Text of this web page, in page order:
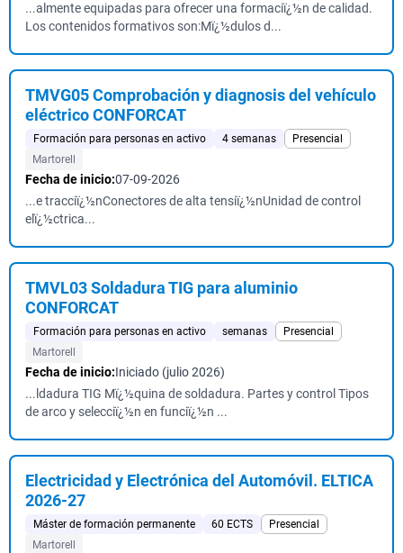
...almente equipadas para ofrecer una formaciï¿½n de calidad.
Los contenidos formativos son:Mï¿½dulos d...
TMVG05 Comprobación y diagnosis del vehículo
eléctrico CONFORCAT
Formación para personas en activo 4 semanas
Presencial
Martorell
Fecha de inicio:07-09-2026
...e tracciï¿½nConectores de alta tensiï¿½nUnidad de control
elï¿½ctrica...
TMVL03 Soldadura TIG para aluminio
CONFORCAT
Formación para personas en activo semanas
Presencial
Martorell
Fecha de inicio:Iniciado (julio 2026)
...ldadura TIG Mï¿½quina de soldadura. Partes y control Tipos
de arco y selecciï¿½n en funciï¿½n ...
Electricidad y Electrónica del Automóvil. ELTICA
2026-27
Máster de formación permanente 60 ECTS
Presencial
Martorell